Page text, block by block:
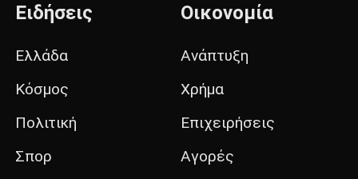
Ειδήσεις
Ελλάδα
Κόσμος
Πολιτική
Σπορ
Οικονομία
Ανάπτυξη
Χρήμα
Επιχειρήσεις
Αγορές